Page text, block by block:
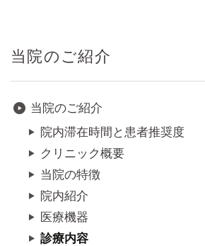
当院のご紹介
当院のご紹介
院内滞在時間と患者推奨度
クリニック概要
当院の特徴
院内紹介
医療機器
診療内容